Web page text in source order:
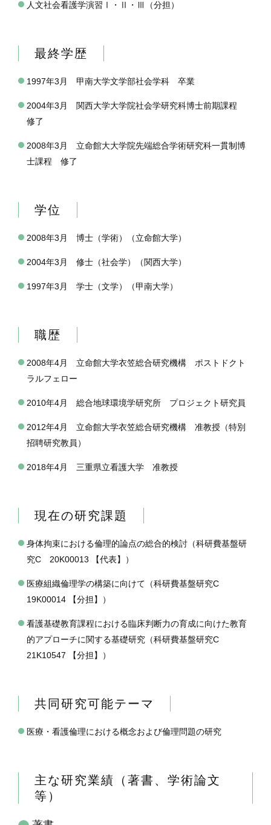
人文社会看護学演習Ⅰ・Ⅱ・Ⅲ（分担）
最終学歴
1997年3月 甲南大学文学部社会学科 卒業
2004年3月 関西大学大学院社会学研究科博士前期課程
修了
2008年3月 立命館大大学院先端総合学術研究科一貫制博
士課程 修了
学位
2008年3月 博士（学術）（立命館大学）
2004年3月 修士（社会学）（関西大学）
1997年3月 学士（文学）（甲南大学）
職歴
2008年4月 立命館大学衣笠総合研究機構 ポストドクト
ラルフェロー
2010年4月 総合地球環境学研究所 プロジェクト研究員
2012年4月 立命館大学衣笠総合研究機構 准教授（特別
招聘研究教員）
2018年4月 三重県立看護大学 准教授
現在の研究課題
身体拘束における倫理的論点の総合的検討（科研費基盤研
究C 20K00013 【代表】）
医療組織倫理学の構築に向けて（科研費基盤研究C
19K00014 【分担】）
看護基礎教育課程における臨床判断力の育成に向けた教育
的アプローチに関する基礎研究（科研費基盤研究C
21K10547 【分担】）
共同研究可能テーマ
医療・看護倫理における概念および倫理問題の研究
主な研究業績（著書、学術論文
等）